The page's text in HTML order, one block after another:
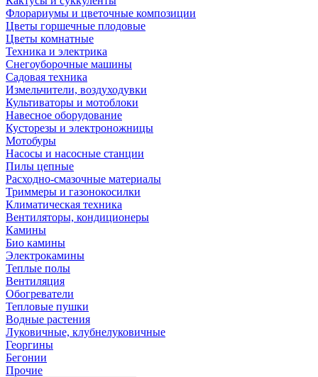
Флорариумы и цветочные композиции
Цветы горшечные плодовые
Цветы комнатные
Техника и электрика
Снегоуборочные машины
Садовая техника
Измельчители, воздуходувки
Культиваторы и мотоблоки
Навесное оборудование
Кусторезы и электроножницы
Мотобуры
Насосы и насосные станции
Пилы цепные
Расходно-смазочные материалы
Триммеры и газонокосилки
Климатическая техника
Вентиляторы, кондиционеры
Камины
Био камины
Электрокамины
Теплые полы
Вентиляция
Обогреватели
Тепловые пушки
Водные растения
Луковичные, клубнелуковичные
Георгины
Бегонии
Прочие